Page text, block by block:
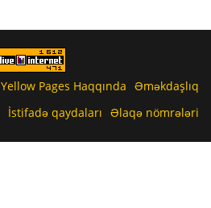
Yellow Pages Haqqında Əməkdaşlıq
İstifadə qaydaları Əlaqə nömrələri